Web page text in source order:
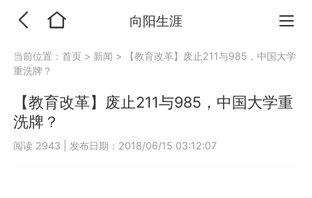
向阳生涯
当前位置：首页 > 新闻 >
【教育改革】废止211与985，中国大学
重洗牌？
【教育改革】废止211与985，中国大学重
洗牌？
阅读 2943 发布日期：2018/06/15 03:12:07